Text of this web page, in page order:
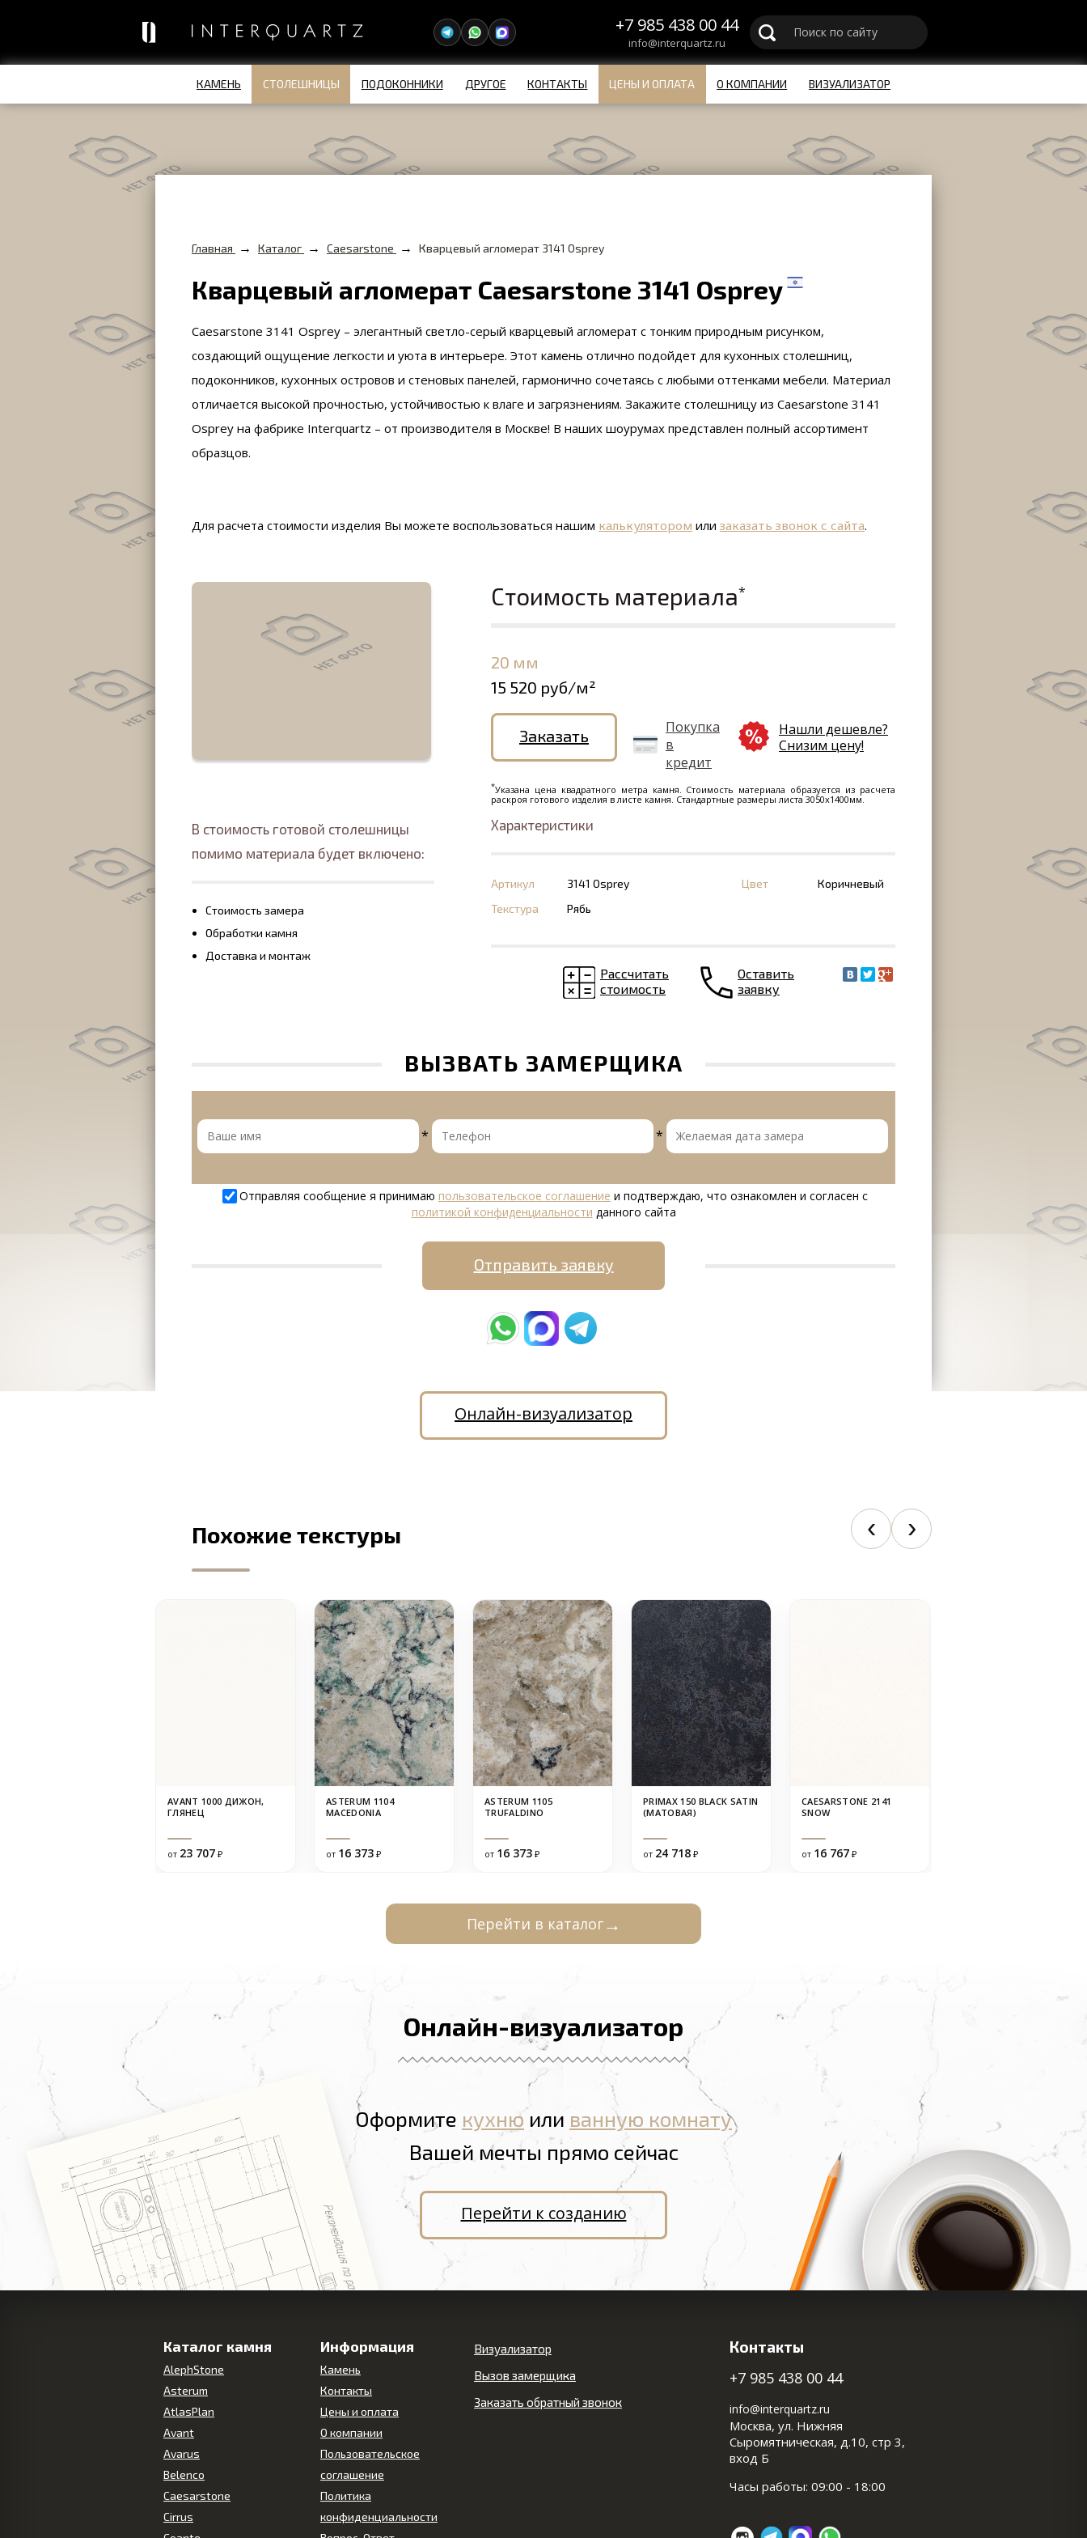
+7 985 438 00 44
info@interquartz.ru
КАМЕНЬ СТОЛЕШНИЦЫ ПОДОКОННИКИ ДРУГОЕ КОНТАКТЫ ЦЕНЫ И ОПЛАТА О КОМПАНИИ ВИЗУАЛИЗАТОР
Главная → Каталог → Caesarstone → Кварцевый агломерат 3141 Osprey
Кварцевый агломерат Caesarstone 3141 Osprey
Caesarstone 3141 Osprey – элегантный светло-серый кварцевый агломерат с тонким природным рисунком,
создающий ощущение легкости и уюта в интерьере. Этот камень отлично подойдет для кухонных столешниц,
подоконников, кухонных островов и стеновых панелей, гармонично сочетаясь с любыми оттенками мебели. Материал
отличается высокой прочностью, устойчивостью к влаге и загрязнениям. Закажите столешницу из Caesarstone 3141
Osprey на фабрике Interquartz – от производителя в Москве! В наших шоурумах представлен полный ассортимент
образцов.
Для расчета стоимости изделия Вы можете воспользоваться нашим калькулятором или заказать звонок с сайта.
В стоимость готовой столешницы
помимо материала будет включено:
Стоимость замера
Обработки камня
Доставка и монтаж
Стоимость материала*
20 мм
15 520 руб/м²
Заказать
Покупка
в
кредит
Нашли дешевле?
Снизим цену!
*Указана цена квадратного метра камня. Стоимость материала образуется из расчета
раскроя готового изделия в листе камня. Стандартные размеры листа 3050х1400мм.
Характеристики
Артикул 3141 Osprey Цвет
Коричневый
Текстура
Рябь
Рассчитать
стоимость
Оставить
заявку
ВЫЗВАТЬ ЗАМЕРЩИКА
* *
Отправляя сообщение я принимаю пользовательское соглашение и подтверждаю, что ознакомлен и согласен с
политикой конфиденциальности данного сайта
Отправить заявку
Онлайн-визуализатор
Похожие текстуры
AVANT 1000 ДИЖОН,
ГЛЯНЕЦ
от 23 707 ₽
ASTERUM 1104
MACEDONIA
от 16 373 ₽
ASTERUM 1105
TRUFALDINO
от 16 373 ₽
PRIMAX 150 BLACK SATIN
(МАТОВАЯ)
от 24 718 ₽
CAESARSTONE 2141
SNOW
от 16 767 ₽
Перейти в каталог
Онлайн-визуализатор
Оформите кухню или ванную комнату
Вашей мечты прямо сейчас
Перейти к созданию
Каталог камня
AlephStone
Asterum
AtlasPlan
Avant
Avarus
Belenco
Caesarstone
Cirrus
Информация
Камень
Контакты
Цены и оплата
О компании
Пользовательское
соглашение
Политика
конфиденциальности
Визуализатор
Вызов замерщика
Заказать обратный звонок
Контакты
+7 985 438 00 44
info@interquartz.ru
Москва, ул. Нижняя
Сыромятническая, д.10, стр 3,
вход Б
Часы работы: 09:00 - 18:00